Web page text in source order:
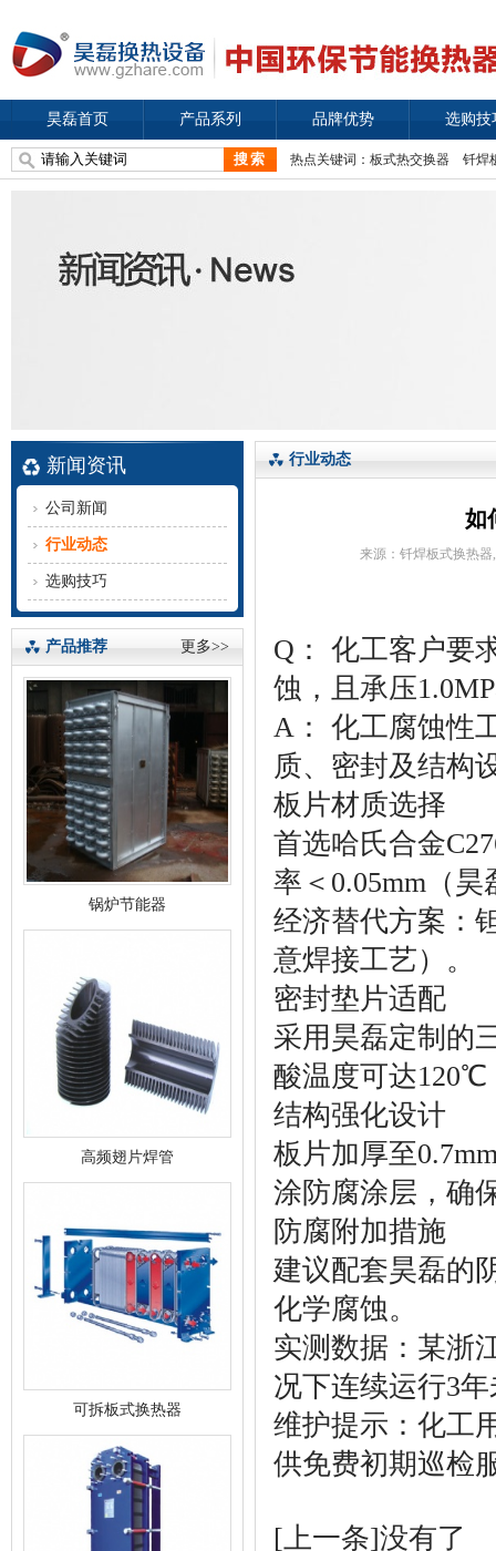
昊磊首页 产品系列 品牌优势 选购技
热点关键词： 板式热交换器 钎焊
新闻资讯
公司新闻
行业动态
选购技巧
产品推荐 更多>>
锅炉节能器
高频翅片焊管
可拆板式换热器
行业动态
如
来源：钎焊板式换热
Q： 化工客户要
蚀，且承压
A： 化工腐蚀性
质、密封及结构
板片材质选择
首选哈氏合金
率＜0.05mm（
经济替代方案：
意焊接工艺）。
密封垫片适配
采用昊磊定制的
酸温度可达120℃
结构强化设计
板片加厚至
涂防腐涂层，确
防腐附加措施
建议配套昊磊的
化学腐蚀。
实测数据：某浙
况下连续运行3
维护提示：化工
供免费初期巡检
[上一条]没有了